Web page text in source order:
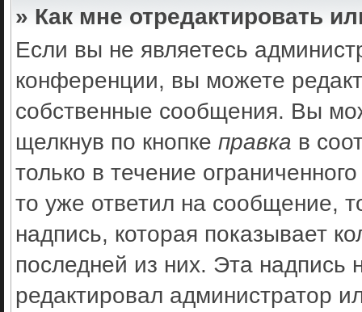
» Как мне отредактировать
Если вы не являетесь
конференции, вы можете
собственные сообщения. Вы
щелкнув по кнопке правка в
только в течение
то уже ответил на сообщение,
надпись, которая показывает
последней из них. Эта надпись
редактировал администратор